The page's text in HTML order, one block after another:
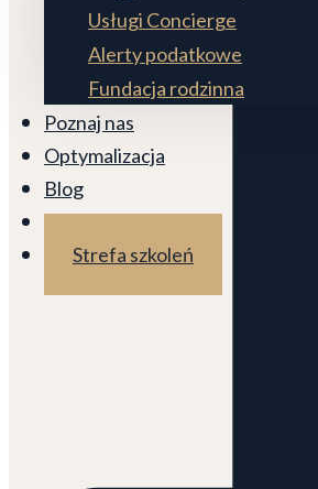
Usługi Concierge
Alerty podatkowe
Fundacja rodzinna
Poznaj nas
Optymalizacja
Blog
Kontakt
Strefa szkoleń